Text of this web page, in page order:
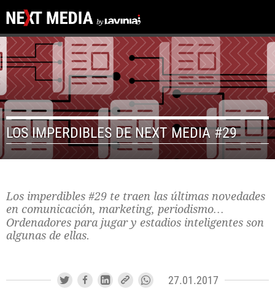
LOS IMPERDIBLES DE NEXT MEDIA #29
Los imperdibles #29 te traen las últimas novedades
en comunicación, marketing, periodismo…
Ordenadores para jugar y estadios inteligentes son
algunas de ellas.
27.01.2017